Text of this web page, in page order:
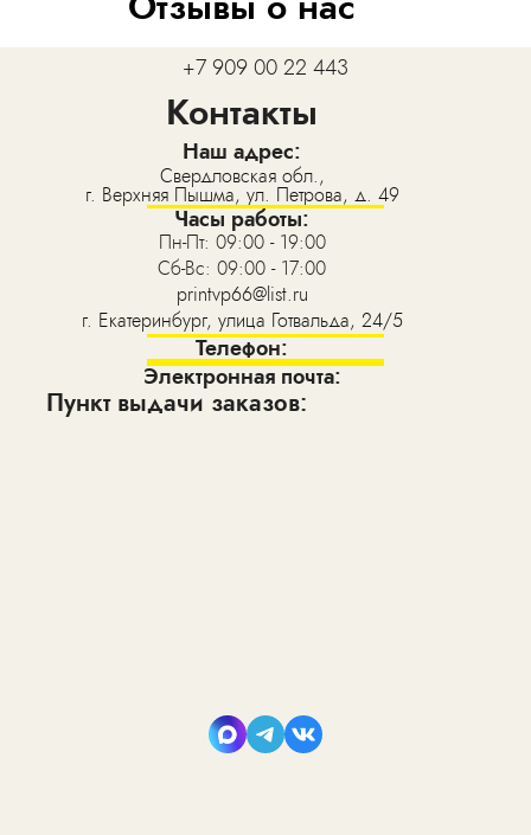
+7 909 00 22 443
Контакты
Наш адрес:
Свердловская обл.,
г. Верхняя Пышма, ул. Петрова, д. 49
Часы работы:
Пн-Пт: 09:00 - 19:00
Сб-Вс: 09:00 - 17:00
printvp66@list.ru
г. Екатеринбург, улица Готвальда, 24/5
Телефон:
Электронная почта:
Пункт выдачи заказов: